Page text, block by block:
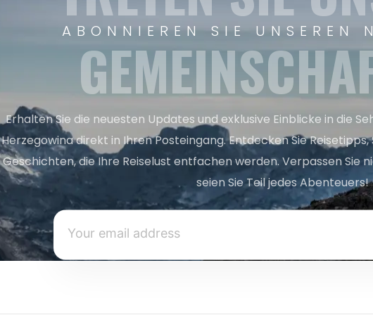
ABONNIEREN SIE UNSEREN
Erhalten Sie die neuesten Updates und exklusive Einblicke in die
Herzegowina direkt in Ihren Posteingang. Entdecken Sie
Geschichten, die Ihre Reiselust entfachen werden. Verpassen Sie
seien Sie Teil jedes Abenteuers!